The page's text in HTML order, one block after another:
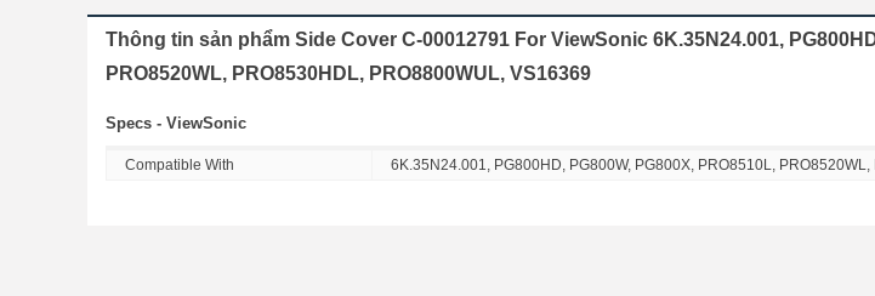
Thông tin sản phẩm Side Cover C-00012791 For ViewSonic 6K.35N24.001,
PRO8520WL, PRO8530HDL, PRO8800WUL, VS16369
Specs - ViewSonic
Compatible With 6K.35N24.001, PG800HD, PG800W, PG800X, PRO8510L,